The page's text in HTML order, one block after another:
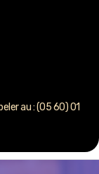
au : (05 60) 01